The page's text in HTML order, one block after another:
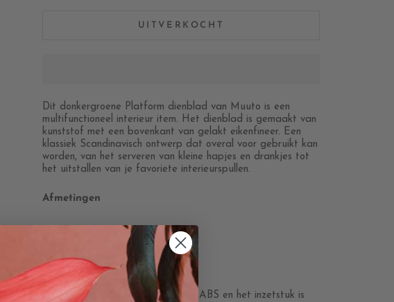
UITVERKOCHT
Dit donkergroene Platform dienblad van Muuto is een
multifunctioneel interieur item. Het dienblad is gemaakt van
kunststof met een bovenkant van gelakt eikenfineer. Een
klassiek Scandinavisch ontwerp dat overal voor gebruikt kan
worden, van het serveren van kleine hapjes en drankjes tot
het uitstallen van je favoriete interieurspullen.
Afmetingen
Hoogte: 7,2 cm.
Materiaal
De Platform Tray is gemaakt van ABS en het inzetstuk is